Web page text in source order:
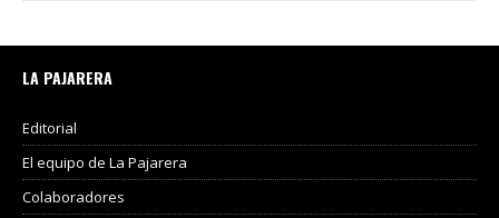
LA PAJARERA
Editorial
El equipo de La Pajarera
Colaboradores